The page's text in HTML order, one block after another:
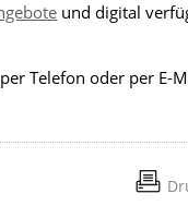
und digital
Telefon oder per E-